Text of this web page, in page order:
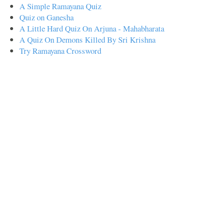
A Simple Ramayana Quiz
Quiz on Ganesha
A Little Hard Quiz On Arjuna - Mahabharata
A Quiz On Demons Killed By Sri Krishna
Try Ramayana Crossword